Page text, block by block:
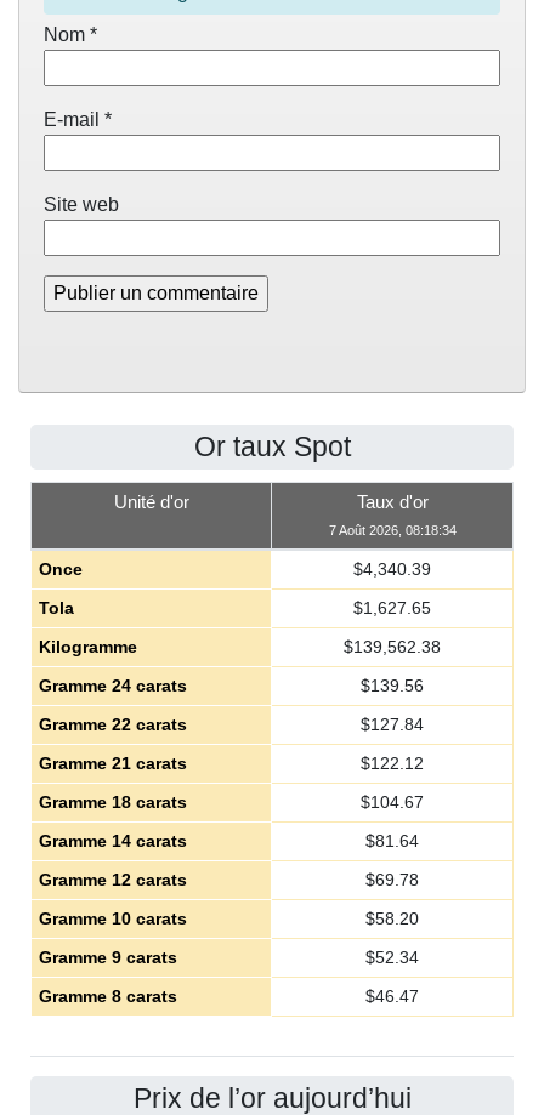
Nom *
E-mail *
Site web
Or taux Spot
Unité d'or Taux d'or
7 Août 2026, 08:18:34
Once $4,340.39
Tola
$1,627.65
Kilogramme
$139,562.38
Gramme 24 carats
$139.56
Gramme 22 carats
$127.84
Gramme 21 carats
$122.12
Gramme 18 carats
$104.67
Gramme 14 carats
$81.64
Gramme 12 carats
$69.78
Gramme 10 carats
$58.20
Gramme 9 carats
$52.34
Gramme 8 carats
$46.47
Prix de l’or aujourd’hui